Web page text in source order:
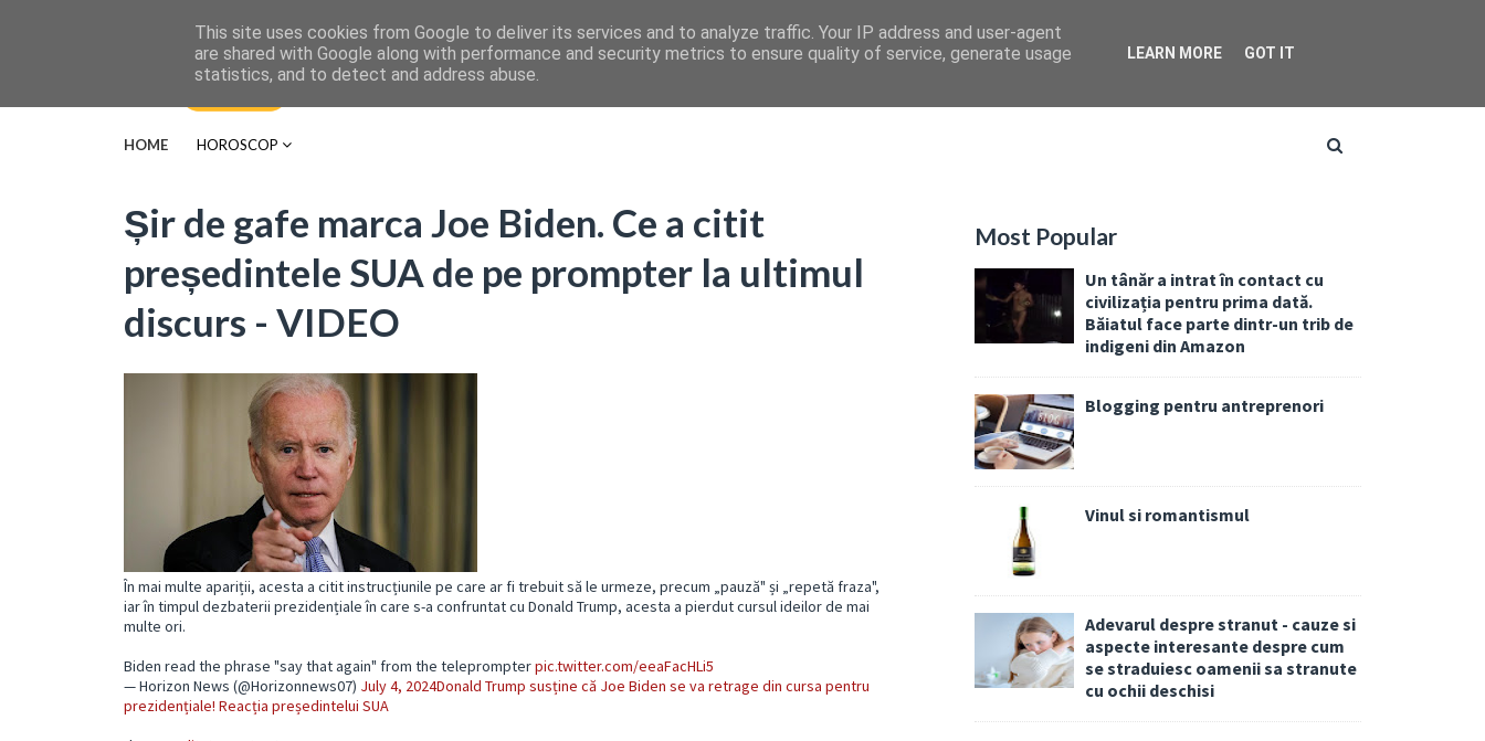
HOME HOROSCOP
Șir de gafe marca Joe Biden. Ce a citit
președintele SUA de pe prompter la ultimul
discurs - VIDEO
În mai multe apariții, acesta a citit instrucțiunile pe care ar fi trebuit să le urmeze, precum „pauză" și „repetă fraza",
iar în timpul dezbaterii prezidențiale în care s-a confruntat cu Donald Trump, acesta a pierdut cursul ideilor de mai
multe ori.
Biden read the phrase "say that again" from the teleprompterpic.twitter.com/eeaFacHLi5
— Horizon News (@Horizonnews07) July 4, 2024Donald Trump susține că Joe Biden se va retrage din cursa pentru
prezidențiale! Reacția președintelui SUA
Most Popular
Un tânăr a intrat în contact cu
civilizația pentru prima dată.
Băiatul face parte dintr-un trib de
indigeni din Amazon
Blogging pentru antreprenori
Vinul si romantismul
Adevarul despre stranut - cauze si
aspecte interesante despre cum
se straduiesc oamenii sa stranute
cu ochii deschisi
This site uses cookies from Google to deliver its services and to analyze traffic. Your IP address and user-agent
are shared with Google along with performance and security metrics to ensure quality of service, generate usage
statistics, and to detect and address abuse.
LEARN MORE GOT IT